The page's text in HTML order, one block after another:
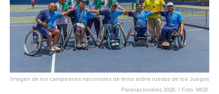
Imagen de los campeones nacionales de tenis sobre ruedas de los Juegos
Paranacionales 2026. / Foto: MCD.